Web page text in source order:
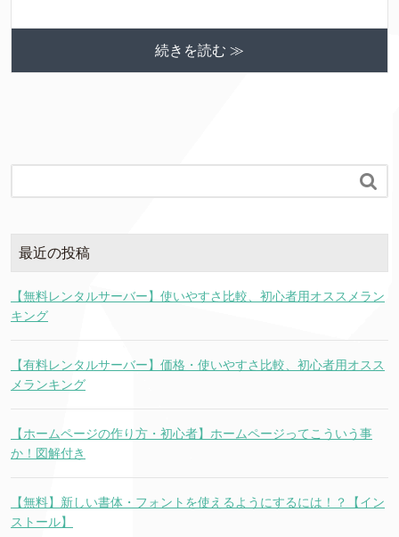
続きを読む ≫

最近の投稿
【無料レンタルサーバー】使いやすさ比較、初心者用オススメラン
キング
【有料レンタルサーバー】価格・使いやすさ比較、初心者用オスス
メランキング
【ホームページの作り方・初心者】ホームページってこういう事
か！図解付き
【無料】新しい書体・フォントを使えるようにするには！？【イン
ストール】